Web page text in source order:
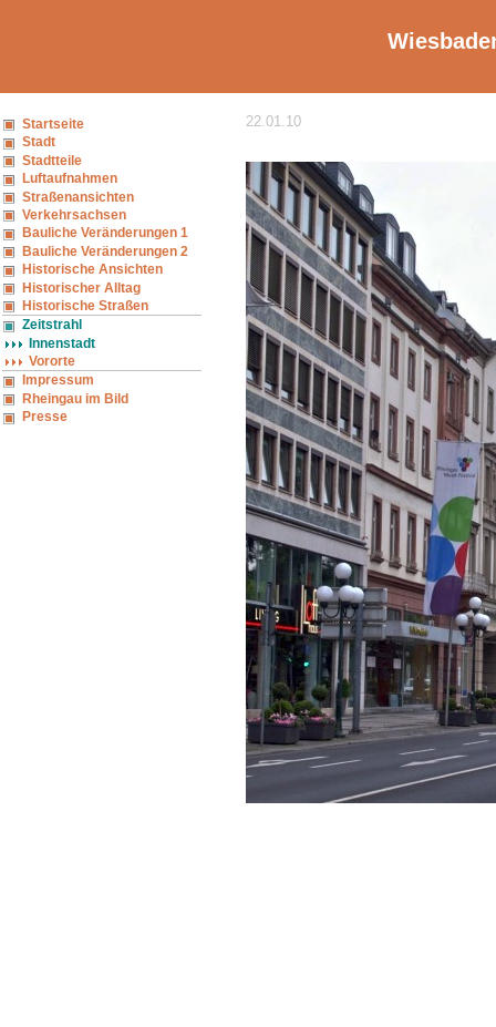
Startseite
Stadt
Stadtteile
Luftaufnahmen
Straßenansichten
Verkehrsachsen
Bauliche Veränderungen 1
Bauliche Veränderungen 2
Historische Ansichten
Historischer Alltag
Historische Straßen
Zeitstrahl
Innenstadt
Vororte
Impressum
Rheingau im Bild
Presse
22.01.10